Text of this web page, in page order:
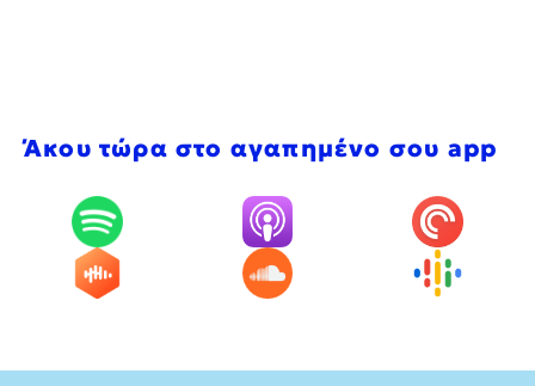
Άκου τώρα στο αγαπημένο σου app